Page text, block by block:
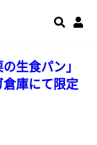
生食パン」
倉庫にて限定